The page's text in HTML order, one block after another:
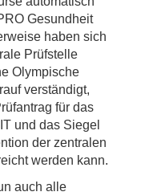
Gesundheit
haben sich
Prüfstelle
Olympische
verständigt,
für das
und das Siegel
der zentralen
werden kann.
auch alle